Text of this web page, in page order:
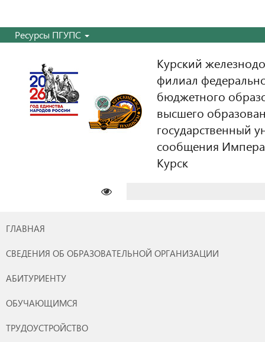
Ресурсы ПГУПС
Курский
филиал
бюджетного
высшего
государственный
сообщения
Курск
ГЛАВНАЯ
СВЕДЕНИЯ ОБ ОБРАЗОВАТЕЛЬНОЙ ОРГАНИЗАЦИИ
АБИТУРИЕНТУ
ОБУЧАЮЩИМСЯ
ТРУДОУСТРОЙСТВО